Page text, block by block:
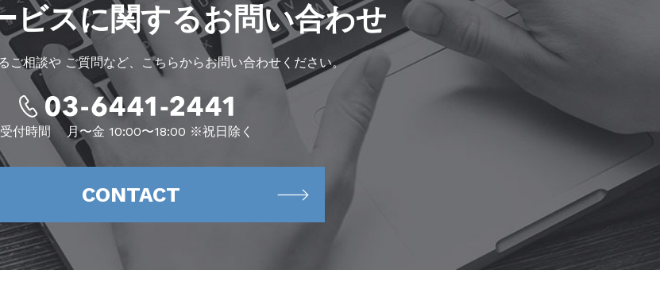
ビスに関するお問い合わせ
ご相談やご質問など、こちらからお問い合わせください。
受付時間 月〜金 10:00〜18:00 ※祝日除く
CONTACT